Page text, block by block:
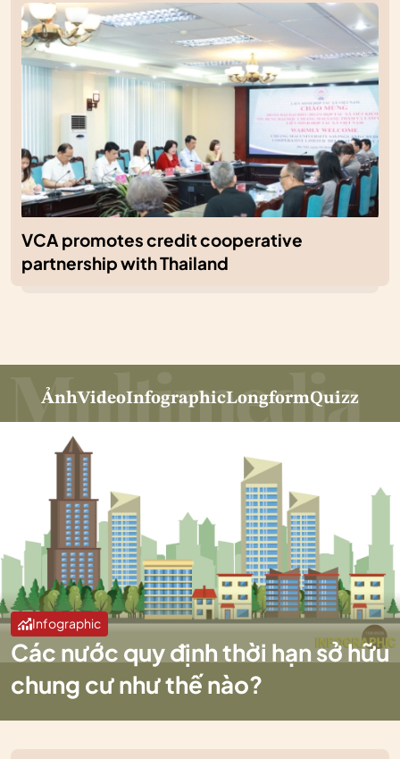
VCA promotes credit cooperative
partnership with Thailand
ẢnhVideoInfographicLongformQuizz
Infographic
Các nước quy định thời hạn sở hữu
chung cư như thế nào?